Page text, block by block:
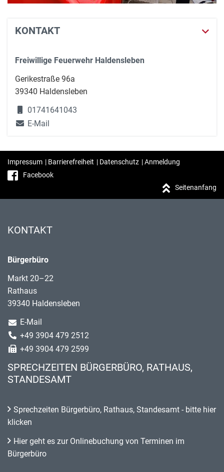
KONTAKT
Freiwillige Feuerwehr Haldensleben
Gerikestraße 96a
39340 Haldensleben
01741641043
E-Mail
Impressum | Barrierefreiheit | Datenschutz |Anmeldung
Facebook
Seitenanfang
KONTAKT
Bürgerbüro
Markt 20–22
Rathaus
39340 Haldensleben
E-Mail
+49 3904 479 2512
+49 3904 479 2599
SPRECHZEITEN BÜRGERBÜRO, RATHAUS,
STANDESAMT
Sprechzeiten Bürgerbüro, Rathaus, Standesamt - bitte hier
klicken
Hier geht es zur Onlinebuchung von Terminen im
Bürgerbüro